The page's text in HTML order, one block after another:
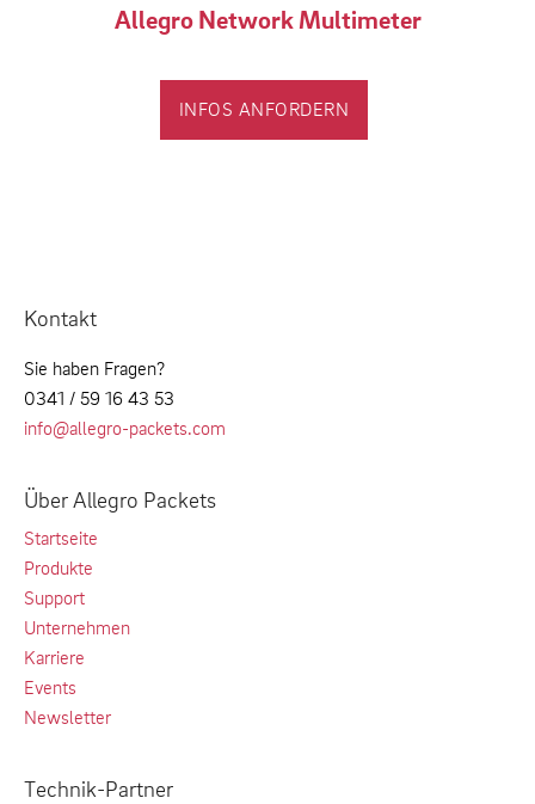
Allegro Network Multimeter
INFOS ANFORDERN
Kontakt
Sie haben Fragen?
0341 / 59 16 43 53
info@allegro-packets.com
Über Allegro Packets
Startseite
Produkte
Support
Unternehmen
Karriere
Events
Newsletter
Technik-Partner